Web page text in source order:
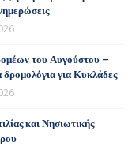
του Αυγούστου –
για Κυκλάδες
και Νησιωτικής